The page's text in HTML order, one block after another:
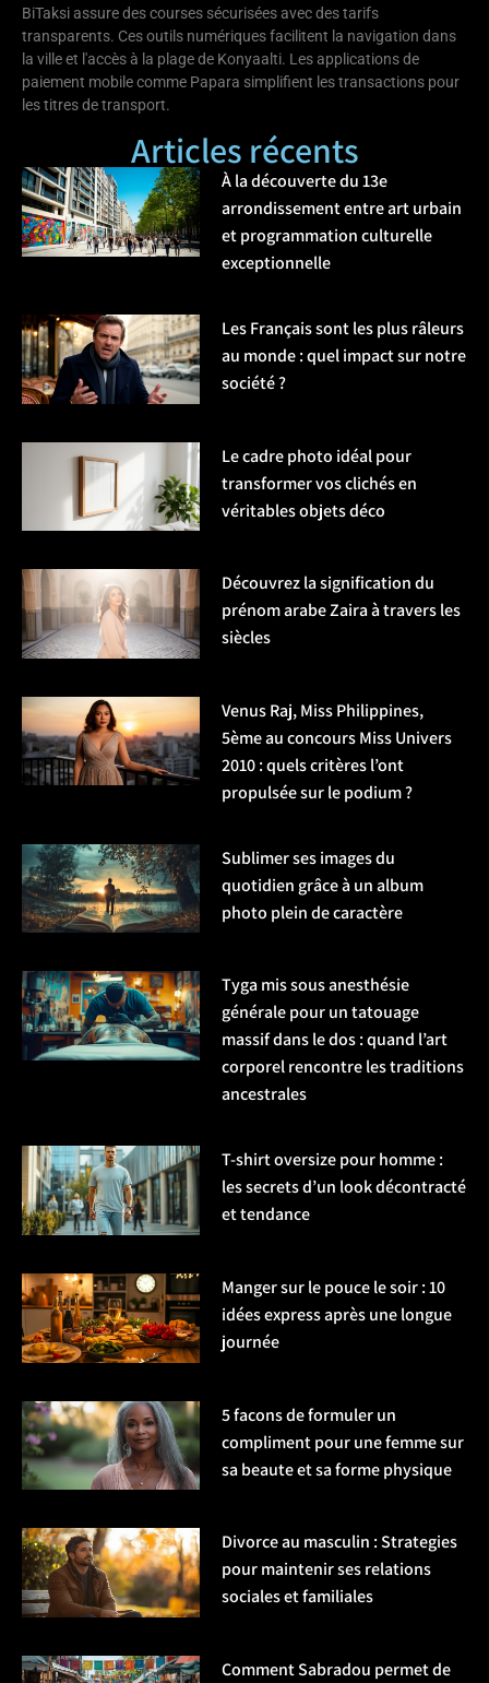
BiTaksi assure des courses sécurisées avec des tarifs
transparents. Ces outils numériques facilitent la navigation dans
la ville et l'accès à la plage de Konyaalti. Les applications de
paiement mobile comme Papara simplifient les transactions pour
les titres de transport.
Articles récents
À la découverte du 13e
arrondissement entre art urbain
et programmation culturelle
exceptionnelle
Les Français sont les plus râleurs
au monde : quel impact sur notre
société ?
Le cadre photo idéal pour
transformer vos clichés en
véritables objets déco
Découvrez la signification du
prénom arabe Zaira à travers les
siècles
Venus Raj, Miss Philippines,
5ème au concours Miss Univers
2010 : quels critères l’ont
propulsée sur le podium ?
Sublimer ses images du
quotidien grâce à un album
photo plein de caractère
Tyga mis sous anesthésie
générale pour un tatouage
massif dans le dos : quand l’art
corporel rencontre les traditions
ancestrales
T-shirt oversize pour homme :
les secrets d’un look décontracté
et tendance
Manger sur le pouce le soir : 10
idées express après une longue
journée
5 facons de formuler un
compliment pour une femme sur
sa beaute et sa forme physique
Divorce au masculin : Strategies
pour maintenir ses relations
sociales et familiales
Comment Sabradou permet de